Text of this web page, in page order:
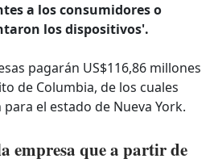
a los consumidores o
los dispositivos'.
pagarán US$116,86 millones
de Columbia, de los cuales
el estado de Nueva York.
empresa que a partir de